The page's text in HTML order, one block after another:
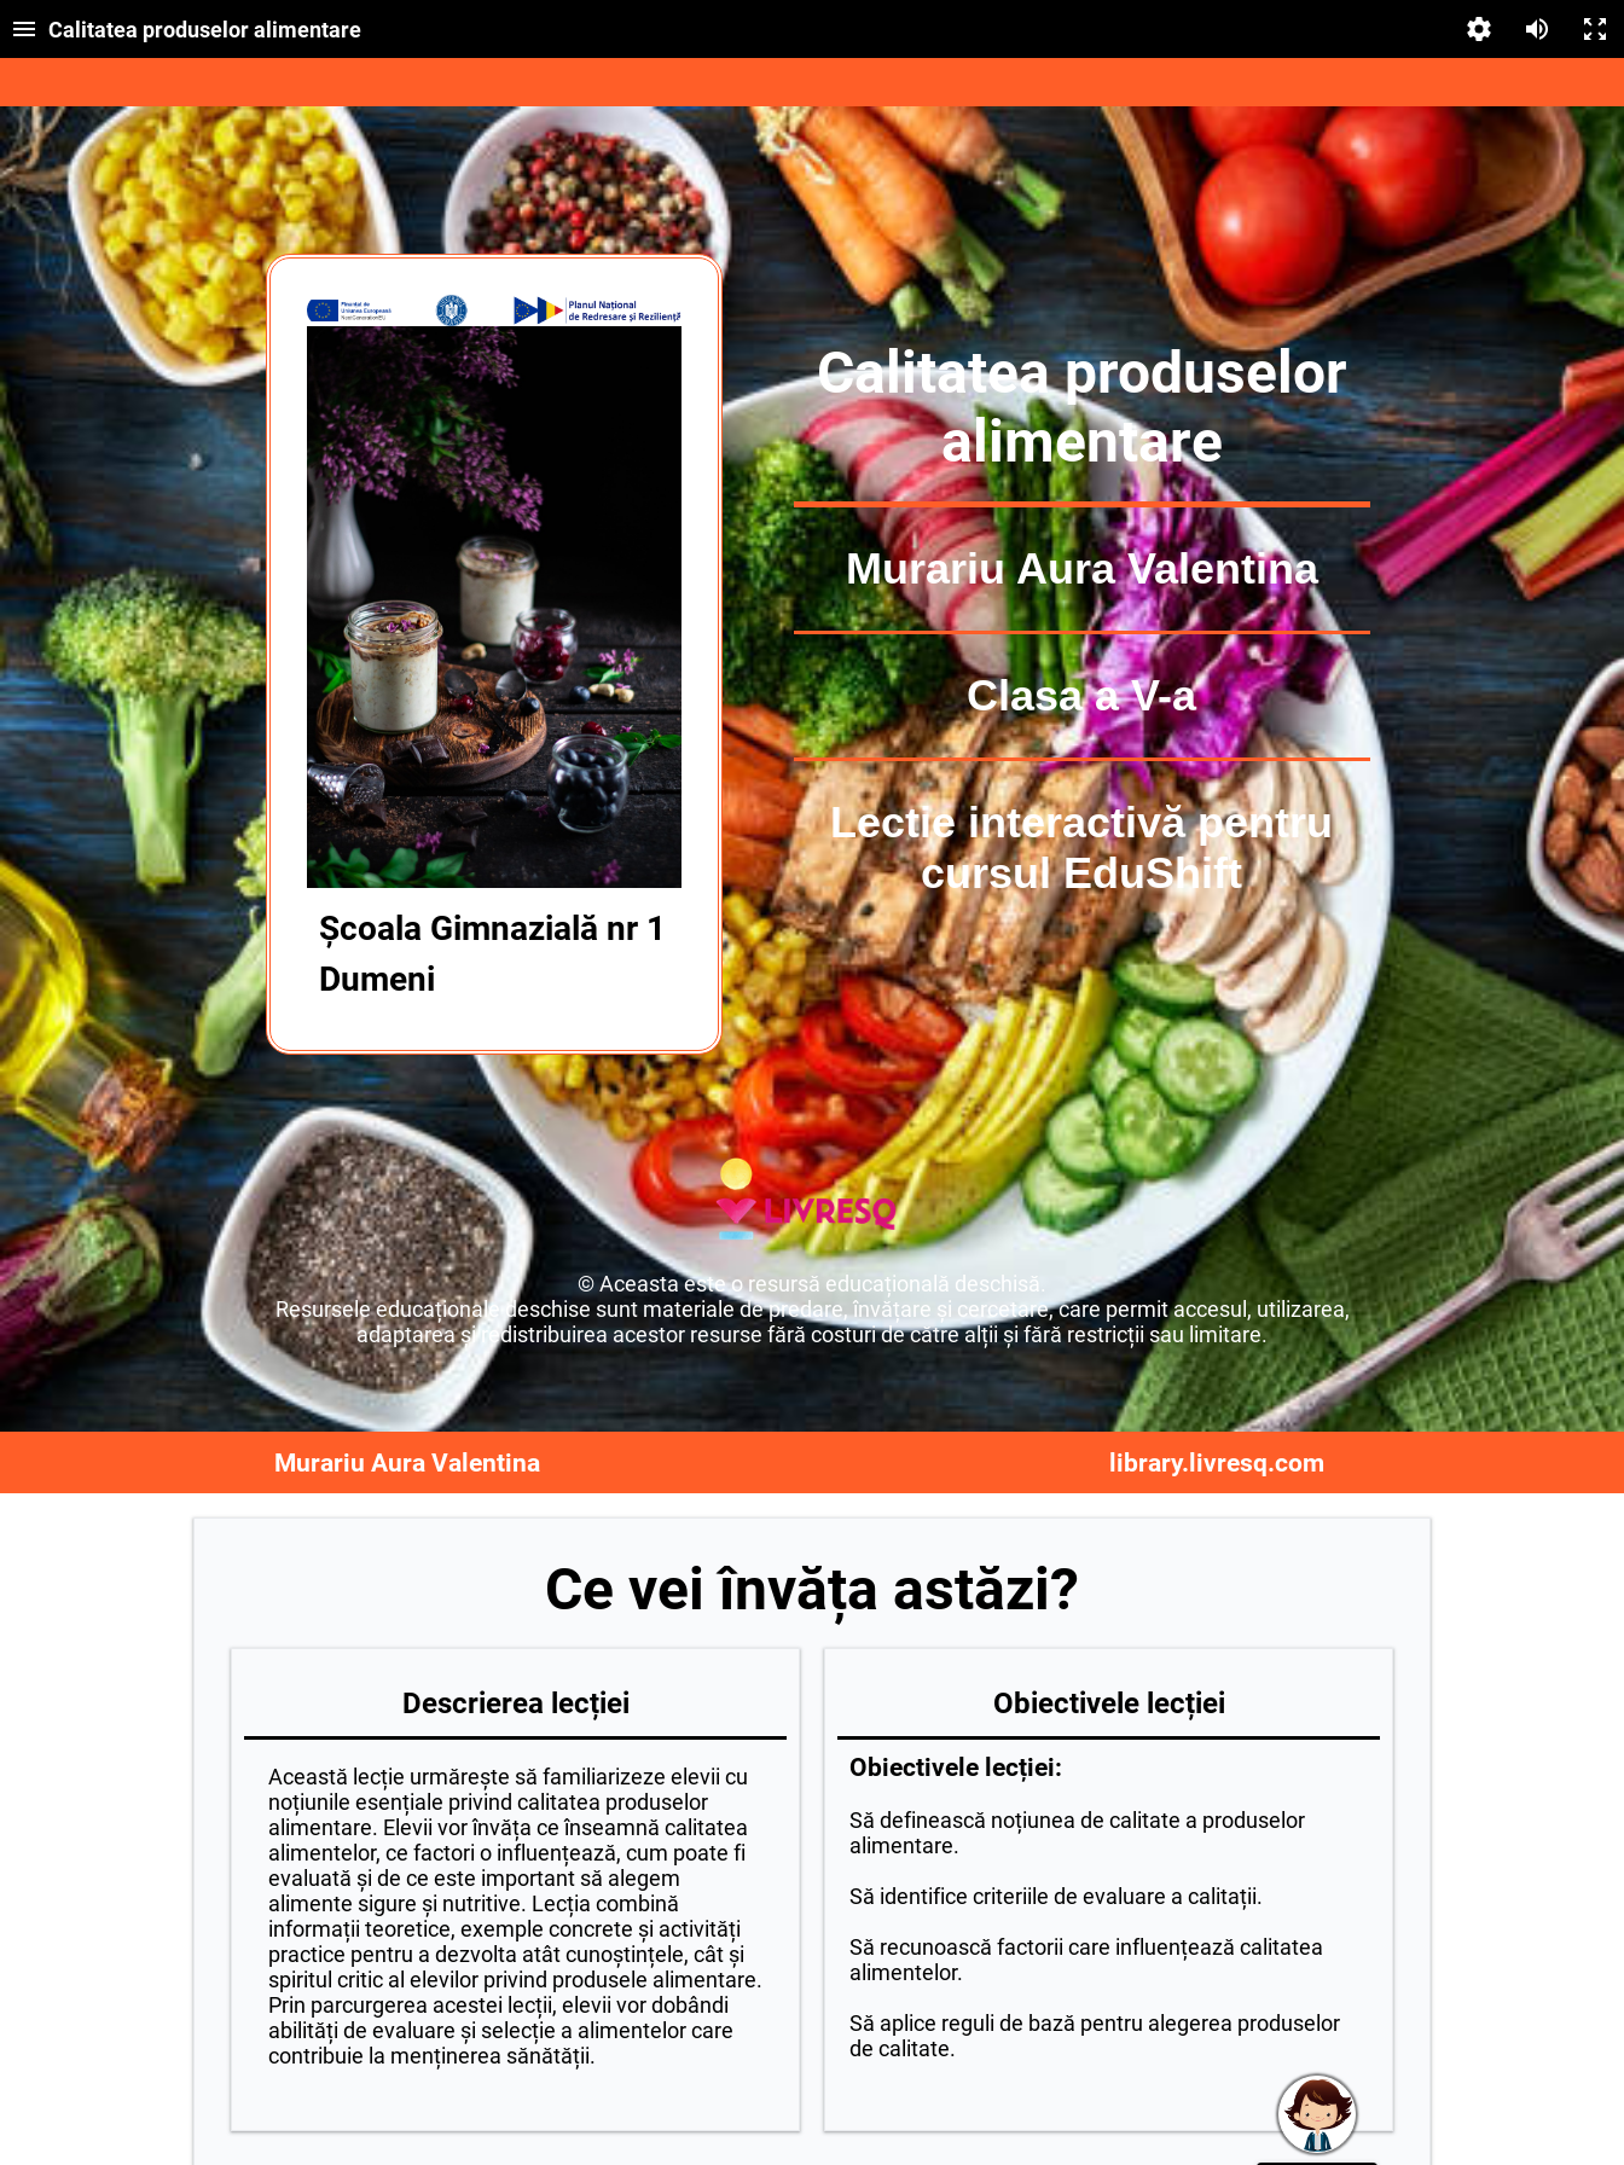
Calitatea produselor alimentare
Școala Gimnazială nr 1
Dumeni
Calitatea produselor
alimentare
Murariu Aura Valentina
Clasa a V-a
Lectie interactivă pentru
cursul EduShift
© Aceasta este o resursă educațională deschisă.
Resursele educaționale deschise sunt materiale de predare, învățare și cercetare, care permit accesul, utilizarea,
adaptarea și redistribuirea acestor resurse fără costuri de către alții și fără restricții sau limitare.
Murariu Aura Valentina library.livresq.com
Ce vei învăța astăzi?
Descrierea lecției
Această lecție urmărește să familiarizeze elevii cu
noțiunile esențiale privind calitatea produselor
alimentare. Elevii vor învăța ce înseamnă calitatea
alimentelor, ce factori o influențează, cum poate fi
evaluată și de ce este important să alegem
alimente sigure și nutritive. Lecția combină
informații teoretice, exemple concrete și activități
practice pentru a dezvolta atât cunoștințele, cât și
spiritul critic al elevilor privind produsele alimentare.
Prin parcurgerea acestei lecții, elevii vor dobândi
abilități de evaluare și selecție a alimentelor care
contribuie la menținerea sănătății.
Obiectivele lecției
Obiectivele lecției:
Să definească noțiunea de calitate a produselor
alimentare.
Să identifice criteriile de evaluare a calitații.
Să recunoască factorii care influențează calitatea
alimentelor.
Să aplice reguli de bază pentru alegerea produselor
de calitate.